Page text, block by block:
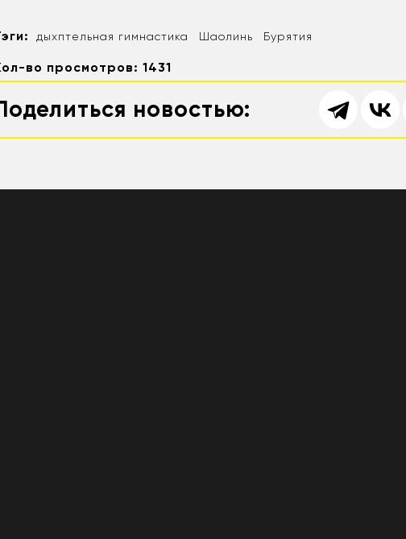
дыхптельная гимнастика Шаолинь Бурятия
во просмотров: 1431
новостью: